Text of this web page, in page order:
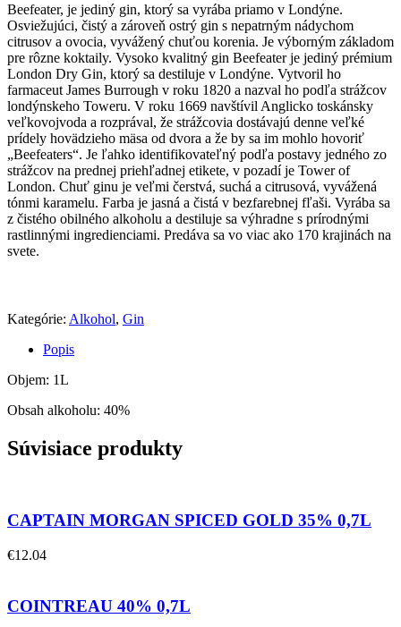
Beefeater, je jediný gin, ktorý sa vyrába priamo v Londýne.
Osviežujúci, čistý a zároveň ostrý gin s nepatrným nádychom
citrusov a ovocia, vyvážený chuťou korenia. Je výborným základom
pre rôzne koktaily. Vysoko kvalitný gin Beefeater je jediný prémium
London Dry Gin, ktorý sa destiluje v Londýne. Vytvoril ho
farmaceut James Burrough v roku 1820 a nazval ho podľa strážcov
londýnskeho Toweru. V roku 1669 navštívil Anglicko toskánsky
veľkovojvoda a rozprával, že strážcovia dostávajú denne veľké
prídely hovädzieho mäsa od dvora a že by sa im mohlo hovoriť
„Beefeaters“. Je ľahko identifikovateľný podľa postavy jedného zo
strážcov na prednej priehľadnej etikete, v pozadí je Tower of
London. Chuť ginu je veľmi čerstvá, suchá a citrusová, vyvážená
tónmi karamelu. Farba je jasná a čistá v bezfarebnej fľaši. Vyrába sa
z čistého obilného alkoholu a destiluje sa výhradne s prírodnými
rastlinnými ingredienciami. Predáva sa vo viac ako 170 krajinách na
svete.
Kategórie: Alkohol, Gin
Popis
Objem: 1L
Obsah alkoholu: 40%
Súvisiace produkty
CAPTAIN MORGAN SPICED GOLD 35% 0,7L
€12.04
COINTREAU 40% 0,7L